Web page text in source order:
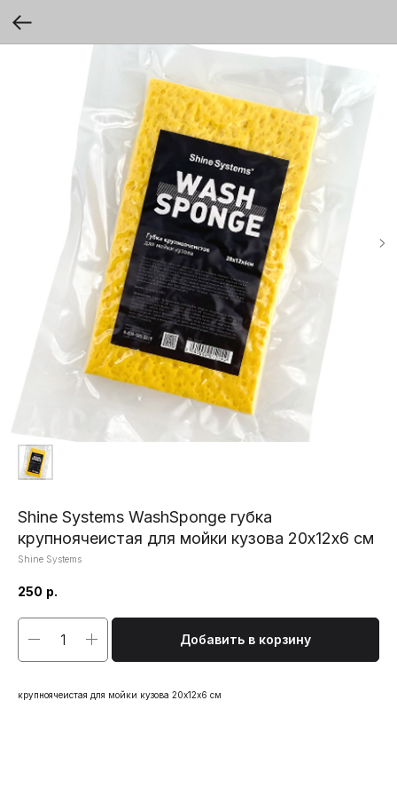
Shine Systems WashSponge губка
крупноячеистая для мойки кузова 20х12х6 см
Shine Systems
250 р.
Добавить в корзину
крупноячеистая для мойки кузова 20х12х6 см